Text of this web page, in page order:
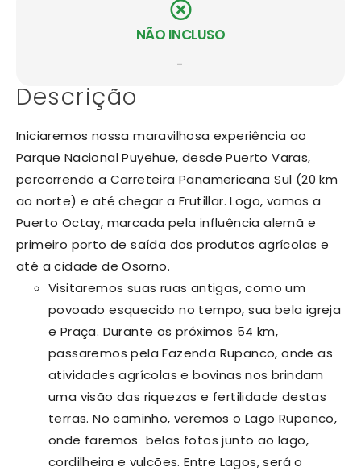
NÃO INCLUSO
-
Descrição
Iniciaremos nossa maravilhosa experiência ao
Parque Nacional Puyehue, desde Puerto Varas,
percorrendo a Carreteira Panamericana Sul (20 km
ao norte) e até chegar a Frutillar. Logo, vamos a
Puerto Octay, marcada pela influência alemã e
primeiro porto de saída dos produtos agrícolas e
até a cidade de Osorno.
Visitaremos suas ruas antigas, como um
povoado esquecido no tempo, sua bela igreja
e Praça. Durante os próximos 54 km,
passaremos pela Fazenda Rupanco, onde as
atividades agrícolas e bovinas nos brindam
uma visão das riquezas e fertilidade destas
terras. No caminho, veremos o Lago Rupanco,
onde faremos belas fotos junto ao lago,
cordilheira e vulcões. Entre Lagos, será o